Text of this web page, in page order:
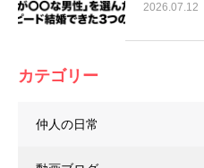
2026.07.12
カテゴリー
仲人の日常